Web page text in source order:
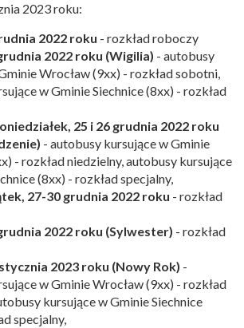
2023 roku:
2022 roku - rozkład roboczy
2022 roku (Wigilia) - autobusy
Wrocław (9xx) - rozkład sobotni,
w Gminie Siechnice (8xx) - rozkład
25 i 26 grudnia 2022 roku
- autobusy kursujące w Gminie
- rozkład niedzielny, autobusy kursujące
(8xx) - rozkład specjalny,
27-30 grudnia 2022 roku - rozkład
2022 roku (Sylwester) - rozkład
2023 roku (Nowy Rok) -
w Gminie Wrocław (9xx) - rozkład
kursujące w Gminie Siechnice
specjalny,